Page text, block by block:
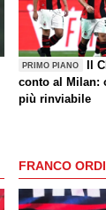
PRIMO PIANO
Il
conto al Milan:
più rinviabile
FRANCO